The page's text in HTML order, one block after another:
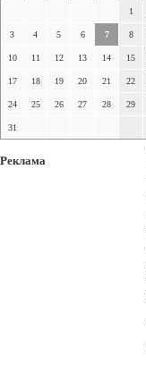
1
3 4 5 6 7 8
10 11 12 13 14 15
17 18 19 20 21 22
24 25 26 27 28 29
31
Реклама